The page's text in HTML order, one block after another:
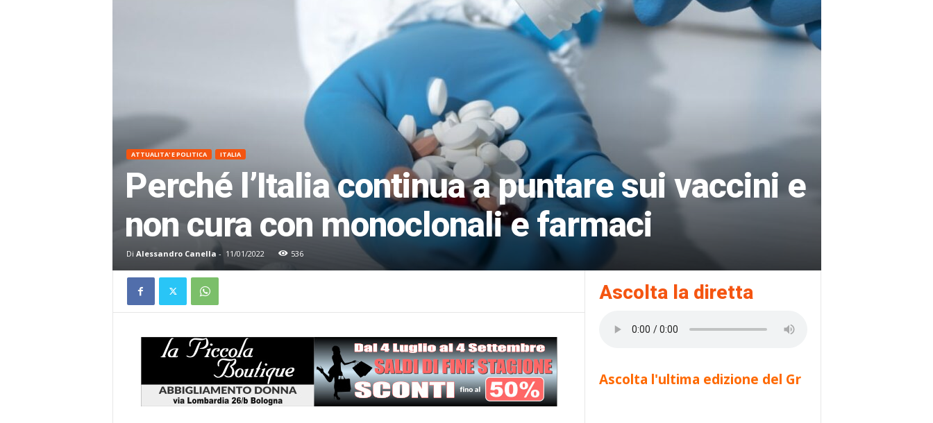
ATTUALITA' E POLITICA ITALIA
Perché l’Italia continua a puntare sui vaccini e
non cura con monoclonali e farmaci
Di Alessandro Canella - 11/01/2022 536
Ascolta la diretta
Ascolta l'ultima edizione del Gr